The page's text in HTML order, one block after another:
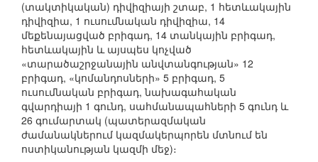
(տակտիկական) դիվիզիայի շտաբ, 1 հետևակային
դիվիզիա, 1 ուսումնական դիվիզիա, 14
մեքենայացված բրիգադ, 14 տանկային բրիգադ,
հետևակային և այսպես կոչված
«տարածաշրջանային անվտանգության» 12
բրիգադ, «կոմանդոսների» 5 բրիգադ, 5
ուսումնական բրիգադ, նախագահական
գվարդիայի 1 գունդ, սահմանապահների 5 գունդ և
26 գումարտակ (պատերազմական
ժամանակներում կազմակերպորեն մտնում են
ոստիկանության կազմի մեջ)։